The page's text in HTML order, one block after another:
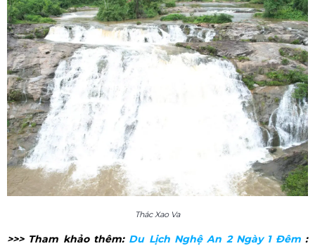
Thác Xao Va
>>> Tham khảo thêm: Du Lịch Nghệ An 2 Ngày 1 Đêm: